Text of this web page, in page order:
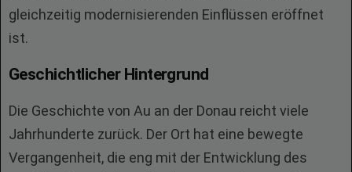
gleichzeitig modernisierenden Einflüssen eröffnet
ist.
Geschichtlicher Hintergrund
Die Geschichte von Au an der Donau reicht viele
Jahrhunderte zurück. Der Ort hat eine bewegte
Vergangenheit, die eng mit der Entwicklung des